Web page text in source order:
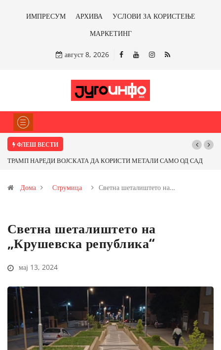
ИМПРЕСУМ АРХИВА
УСЛОВИ ЗА КОРИСТЕЊЕ
МАРКЕТИНГ
август 8, 2026
ФЛЕШ ВЕСТИ
НАРЕДИ ВОЈСКАТА ДА КОРИСТИ МЕТАЛИ САМО ОД САД
и со антимонот?
Дома Струмица Светна шеталиштето на…
Светна шеталиштето на
„Крушевска република“
мај 13, 2024